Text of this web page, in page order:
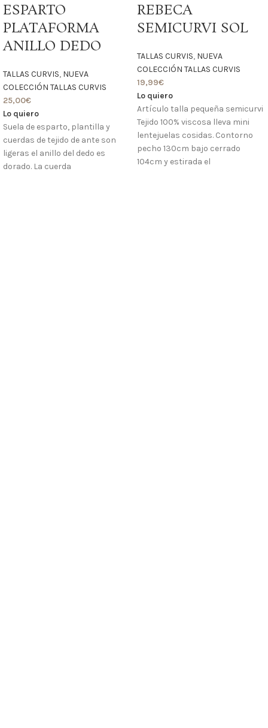
ESPARTO
PLATAFORMA
ANILLO DEDO
TALLAS CURVIS, NUEVA
COLECCIÓN TALLAS CURVIS
25,00€
Lo quiero
Suela de esparto, plantilla y
cuerdas de tejido de ante son
ligeras el anillo del dedo es
dorado. La cuerda
REBECA
SEMICURVI SOL
TALLAS CURVIS, NUEVA
COLECCIÓN TALLAS CURVIS
19,99€
Lo quiero
Artículo talla pequeña semicurvi
Tejido 100% viscosa lleva mini
lentejuelas cosidas. Contorno
pecho 130cm bajo cerrado
104cm y estirada el